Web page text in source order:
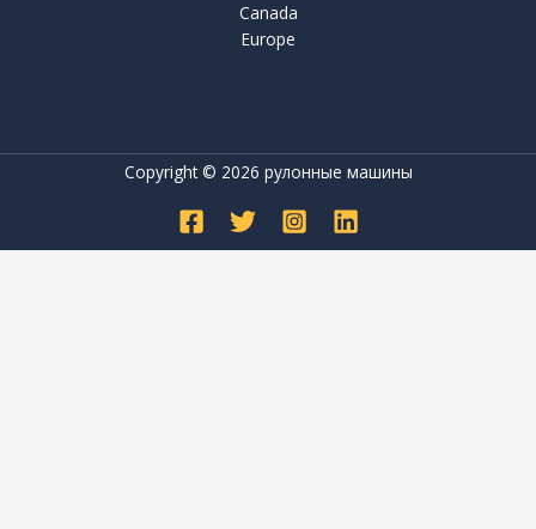
Canada
Europe
Copyright © 2026 рулонные машины